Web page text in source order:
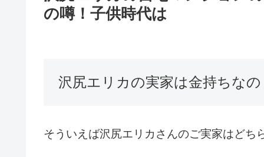
の噂！子供時代は
沢尻エリカの実家は金持ちなの
そういえば沢尻エリカさんのご実家はどち